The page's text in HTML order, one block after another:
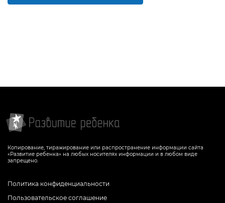
Копирование, тиражирование или распространение информации сайта
«Развитие ребенка» на любых носителях информации и в любом виде
запрещено.
Политика конфиденциальности
Пользовательское соглашение